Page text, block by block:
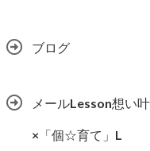
ブログ
メールLesson想い
×「個☆育て」L